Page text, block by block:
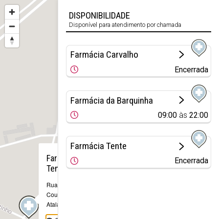
Farmácia
Tente
Rua Gago
Coutinho, 8
Atalaia
×
DISPONIBILIDADE
Disponível para atendimento por chamada
Farmácia Carvalho
Encerrada
Farmácia da Barquinha
09:00 às22:00
Farmácia Tente
Encerrada